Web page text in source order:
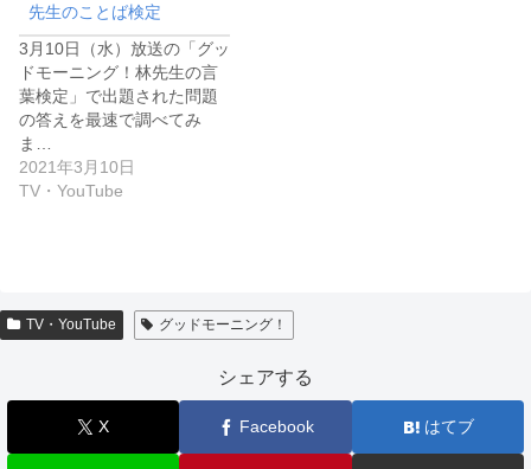
先生のことば検定
3月10日（水）放送の「グッ
ドモーニング！林先生の言
葉検定」で出題された問題
の答えを最速で調べてみ
ま…
2021年3月10日
TV・YouTube
TV・YouTube グッドモーニング！
シェアする
X Facebook はてブ